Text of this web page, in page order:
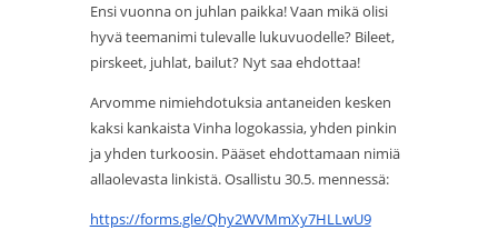
Ensi vuonna on juhlan paikka! Vaan mikä olisi
hyvä teemanimi tulevalle lukuvuodelle? Bileet,
pirskeet, juhlat, bailut? Nyt saa ehdottaa!
Arvomme nimiehdotuksia antaneiden kesken
kaksi kankaista Vinha logokassia, yhden pinkin
ja yhden turkoosin. Pääset ehdottamaan nimiä
allaolevasta linkistä. Osallistu 30.5. mennessä:
https://forms.gle/Qhy2WVMmXy7HLLwU9